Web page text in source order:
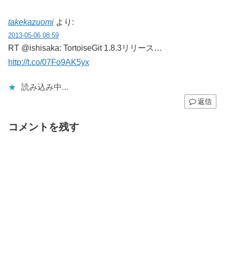
takekazuomi より:
2013-05-06 08:59
RT @ishisaka: TortoiseGit 1.8.3リリース…
http://t.co/07Fo9AK5yx
読み込み中…
返信
コメントを残す